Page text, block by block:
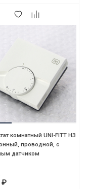
комнатный UNI-FITT НЗ
проводной, с
датчиком
₽